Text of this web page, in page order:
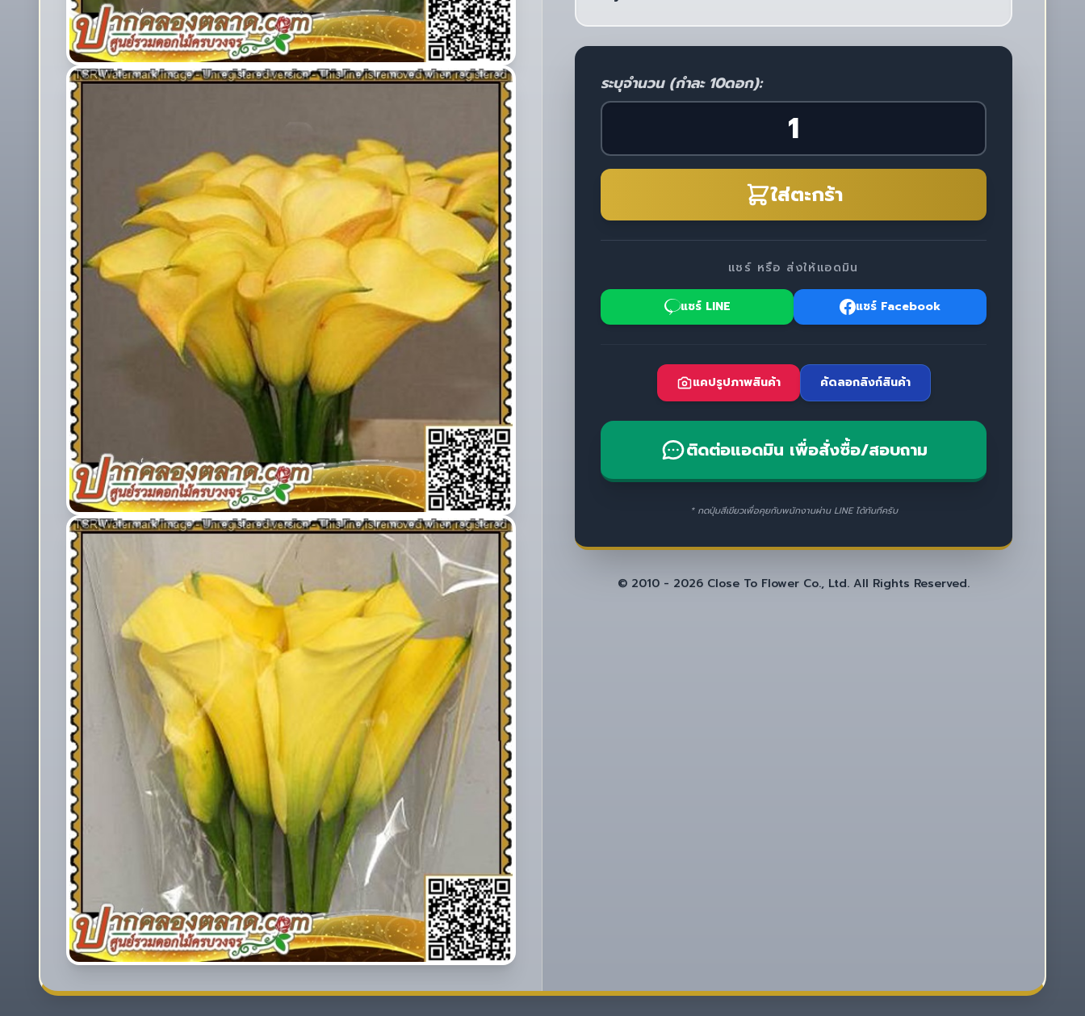
ระบุจำนวน (กำละ 10ดอก):
ใส่ตะกร้า
แชร์ หรือ ส่งให้แอดมิน
แชร์ LINE แชร์ Facebook
แคปรูปภาพสินค้า คัดลอกลิงก์สินค้า
ติดต่อแอดมิน เพื่อสั่งซื้อ/สอบถาม
* กดปุ่มสีเขียวเพื่อคุยกับพนักงานผ่าน LINE ได้ทันทีครับ
© 2010 - 2026 Close To Flower Co., Ltd. All Rights Reserved.